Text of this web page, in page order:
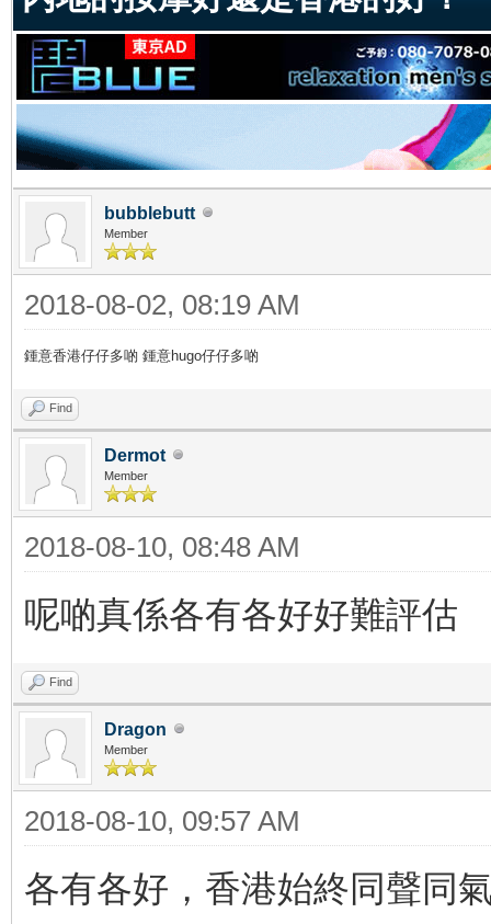
bubblebutt
Member
2018-08-02, 08:19 AM
鍾意香港仔仔多啲 鍾意hugo仔仔多啲
Find
Dermot
Member
2018-08-10, 08:48 AM
呢啲真係各有各好好難評估
Find
Dragon
Member
2018-08-10, 09:57 AM
各有各好，香港始終同聲同